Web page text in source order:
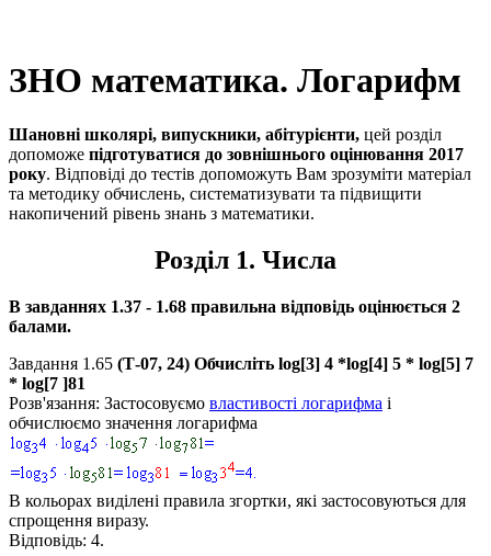
ЗНО математика. Логарифм
Шановні школярі, випускники, абітурієнти, цей розділ
допоможе підготуватися до зовнішнього оцінювання 2017
року. Відповіді до тестів допоможуть Вам зрозуміти матеріал
та методику обчислень, систематизувати та підвищити
накопичений рівень знань з математики.
Розділ 1. Числа
В завданнях 1.37 - 1.68 правильна відповідь оцінюється 2
балами.
Завдання 1.65 (Т-07, 24) Обчисліть log[3] 4 *log[4] 5 * log[5] 7
* log[7 ]81
Розв'язання: Застосовуємо властивості логарифма і
обчислюємо значення логарифма
В кольорах виділені правила згортки, які застосовуються для
спрощення виразу.
Відповідь: 4.